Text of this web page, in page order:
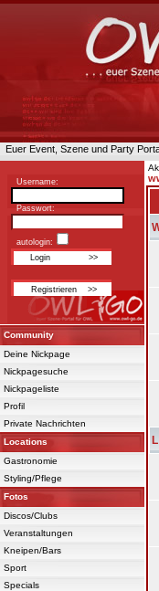
Euer Event, Szene und Party
Username:
Passwort:
autologin:
Community
Deine Nickpage
Nickpagesuche
Nickpageliste
Profil
Private Nachrichten
Locations
Gastronomie
Styling/Pflege
Fotos
Discos/Clubs
Veranstaltungen
Kneipen/Bars
Sport
Specials